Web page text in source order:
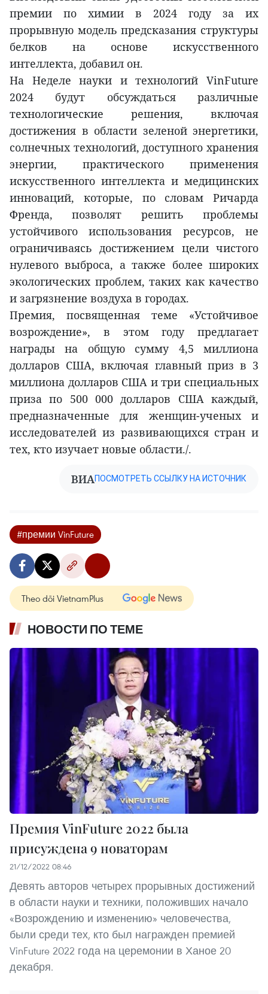
премии по химии в 2024 году за их
прорывную модель предсказания структуры
белков на основе искусственного
интеллекта, добавил он.
На Неделе науки и технологий VinFuture
2024 будут обсуждаться различные
технологические решения, включая
достижения в области зеленой энергетики,
солнечных технологий, доступного хранения
энергии, практического применения
искусственного интеллекта и медицинских
инноваций, которые, по словам Ричарда
Френда, позволят решить проблемы
устойчивого использования ресурсов, не
ограничиваясь достижением цели чистого
нулевого выброса, а также более широких
экологических проблем, таких как качество
и загрязнение воздуха в городах.
Премия, посвященная теме «Устойчивое
возрождение», в этом году предлагает
награды на общую сумму 4,5 миллиона
долларов США, включая главный приз в 3
миллиона долларов США и три специальных
приза по 500 000 долларов США каждый,
предназначенные для женщин-ученых и
исследователей из развивающихся стран и
тех, кто изучает новые области./.
ВИАПОСМОТРЕТЬ ССЫЛКУ НА ИСТОЧНИК
#премии VinFuture
Theo dõi VietnamPlus
НОВОСТИ ПО ТЕМЕ
Премия VinFuture 2022 была
присуждена 9 новаторам
21/12/2022 08:46
Девять авторов четырех прорывных достижений
в области науки и техники, положивших начало
«Возрождению и изменению» человечества,
были среди тех, кто был награжден премией
VinFuture 2022 года на церемонии в Ханое 20
декабря.